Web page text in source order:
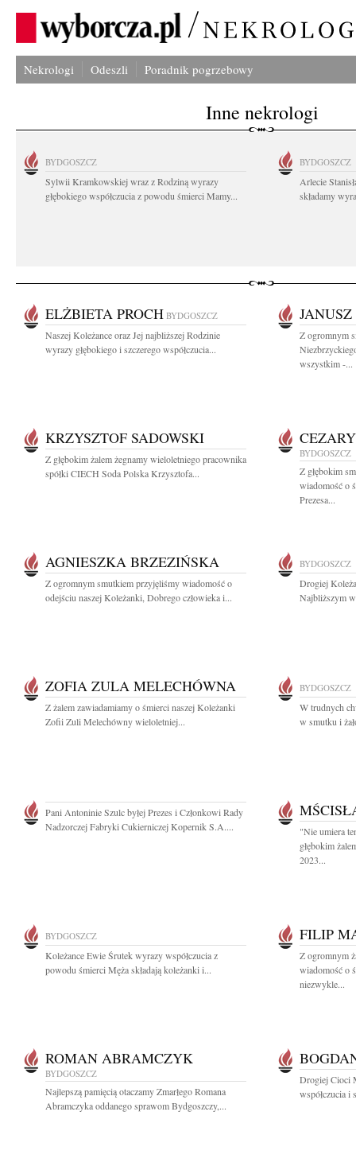
Nekrologi Odeszli Poradnik pogrzebowy
Inne nekrologi
BYDGOSZCZ
Sylwii Kramkowskiej wraz z Rodziną wyrazy
głębokiego współczucia z powodu śmierci Mamy...
BYDGOSZCZ
Arlecie
składamy
ELŻBIETA PROCH BYDGOSZCZ
Naszej Koleżance oraz Jej najbliższej Rodzinie
wyrazy głębokiego i szczerego współczucia...
Z ogromnym
wszystkim -...
KRZYSZTOF SADOWSKI
Z głębokim żalem żegnamy wieloletniego pracownika
spółki CIECH Soda Polska Krzysztofa...
BYDGOSZCZ
Z głębokim
wiadomość o
Prezesa...
AGNIESZKA BRZEZIŃSKA
Z ogromnym smutkiem przyjęliśmy wiadomość o
odejściu naszej Koleżanki, Dobrego człowieka i...
BYDGOSZCZ
Drogiej
Najbliższym
ZOFIA ZULA MELECHÓWNA
Z żalem zawiadamiamy o śmierci naszej Koleżanki
Zofii Zuli Melechówny wieloletniej...
BYDGOSZCZ
W trudnych
w smutku i
Pani Antoninie Szulc byłej Prezes i Członkowi Rady
Nadzorczej Fabryki Cukierniczej Kopernik S.A....
"Nie umiera
głębokim
2023...
BYDGOSZCZ
Koleżance Ewie Śrutek wyrazy współczucia z
powodu śmierci Męża składają koleżanki i...
FILIP
Z ogromnym
wiadomość o
niezwykle...
ROMAN ABRAMCZYK
BYDGOSZCZ
Najlepszą pamięcią otaczamy Zmarłego Romana
Abramczyka oddanego sprawom Bydgoszczy,...
Drogiej Cioci
współczucia i